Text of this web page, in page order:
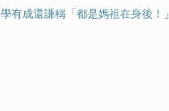
成還謙稱「都是媽祖在身後！」